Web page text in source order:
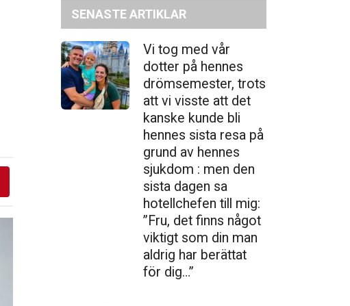
SENASTE ARTIKLAR
Vi tog med vår
dotter på hennes
drömsemester, trots
att vi visste att det
kanske kunde bli
hennes sista resa på
grund av hennes
sjukdom : men den
sista dagen sa
hotellchefen till mig:
”Fru, det finns något
viktigt som din man
aldrig har berättat
för dig…”